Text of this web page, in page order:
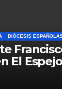
DIÓCESIS
El